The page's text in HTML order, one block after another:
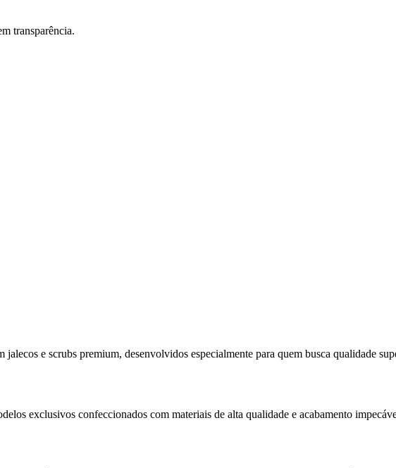
transparência.
e scrubs premium, desenvolvidos especialmente para quem busca qualidade
exclusivos confeccionados com materiais de alta qualidade e acabamento